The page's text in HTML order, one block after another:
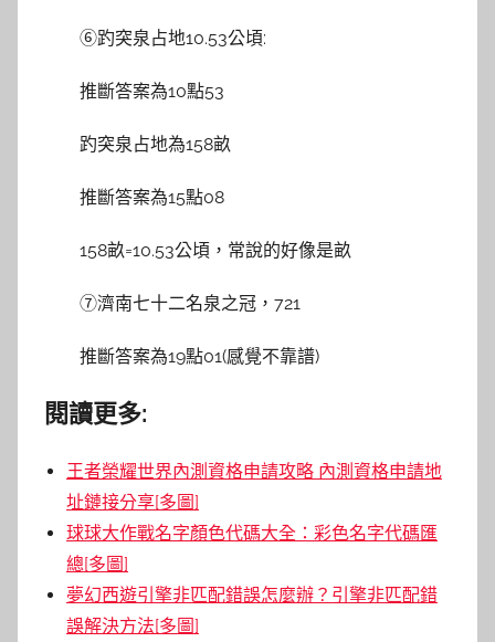
⑥趵突泉占地10.53公頃:
推斷答案為10點53
趵突泉占地為158畝
推斷答案為15點08
158畝=10.53公頃，常說的好像是畝
⑦濟南七十二名泉之冠，721
推斷答案為19點01(感覺不靠譜)
閱讀更多:
王者榮耀世界內測資格申請攻略 內測資格申請地
址鏈接分享[多圖]
球球大作戰名字顏色代碼大全：彩色名字代碼匯
總[多圖]
夢幻西遊引擎非匹配錯誤怎麼辦？引擎非匹配錯
誤解決方法[多圖]